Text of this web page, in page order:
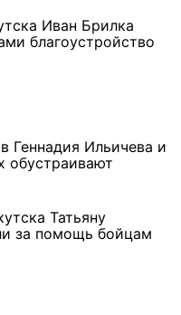
Иван Брилка
благоустройство
Геннадия Ильичева и
обустраивают
Татьяну
за помощь бойцам